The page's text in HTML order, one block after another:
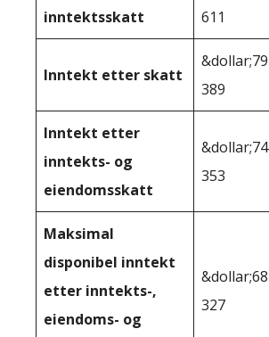
inntektsskatt
611
Inntekt etter skatt
&dollar;79
389
Inntekt etter
inntekts- og
eiendomsskatt
&dollar;74
353
Maksimal
disponibel inntekt
etter inntekts-,
eiendoms- og
&dollar;68
327